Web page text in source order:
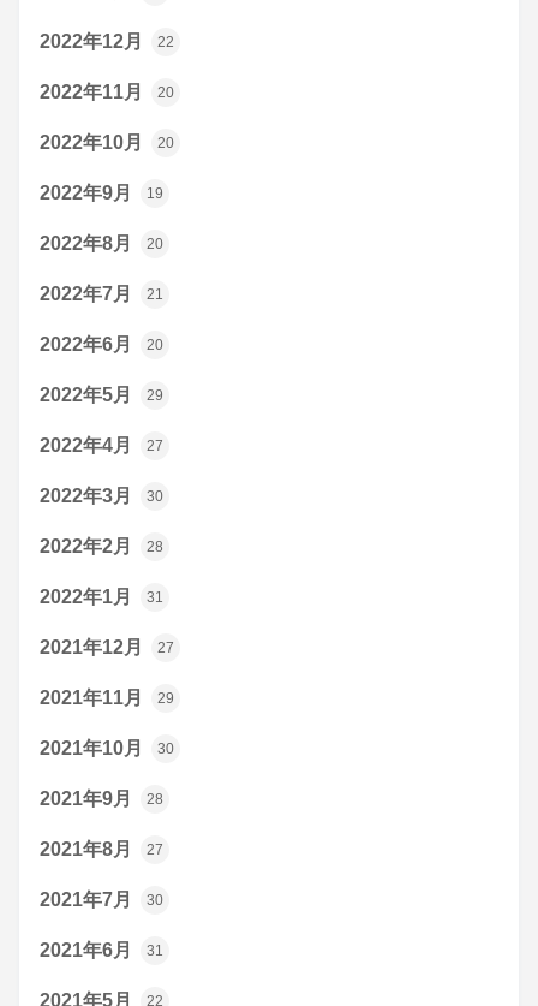
2022年12月 22
2022年11月 20
2022年10月 20
2022年9月 19
2022年8月 20
2022年7月 21
2022年6月 20
2022年5月 29
2022年4月 27
2022年3月 30
2022年2月 28
2022年1月 31
2021年12月 27
2021年11月 29
2021年10月 30
2021年9月 28
2021年8月 27
2021年7月 30
2021年6月 31
2021年5月 22